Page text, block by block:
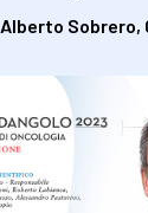
Alberto Sobrero,